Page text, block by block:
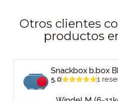
Otros clientes
productos
Snackbox b.box
5.0 1